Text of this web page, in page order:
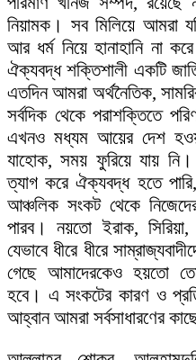
নিয়ামক। সব মিলিয়ে আমরা
আর ধর্ম নিয়ে হানাহানি না
ঐক্যবদ্ধ শক্তিশালী একটি
এতদিন আমরা অর্থনৈতিক,
সর্বদিক থেকে পরাশক্তিতে
এখনও মধ্যম আয়ের দেশ
যাহোক, সময় ফুরিয়ে যায়
ত্যাগ করে ঐক্যবদ্ধ হতে
আঞ্চলিক সংকট থেকে
পারব। নয়তো ইরাক,
যেভাবে ধীরে ধীরে
গেছে আমাদেরকেও হয়তো
হবে। এ সংকটের কারণ ও
আহ্বান আমরা সর্বসাধারণের